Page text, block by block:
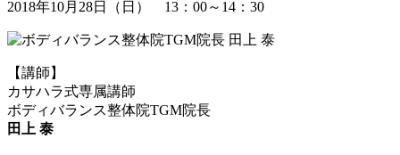
2018年10月28日（日） 13：00～14：30
【講師】
カサハラ式専属講師
ボディバランス整体院TGM院長
田上 泰